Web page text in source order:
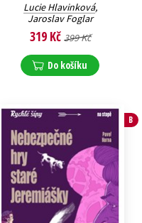
Lucie Hlavinková,
Jaroslav Foglar
319 Kč 399 Kč
Do košíku
B